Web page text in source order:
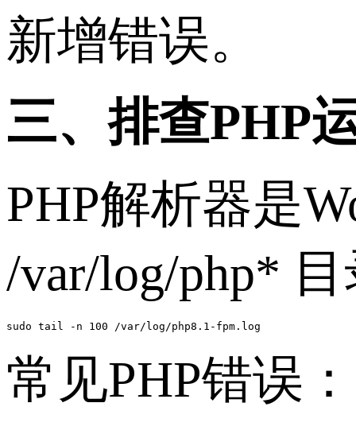
新增错误。
三、排查PHP
PHP解析器是
/var/log/php*
sudo tail -n 100 /var/log/php8.1-fpm.log
常见PHP错误：